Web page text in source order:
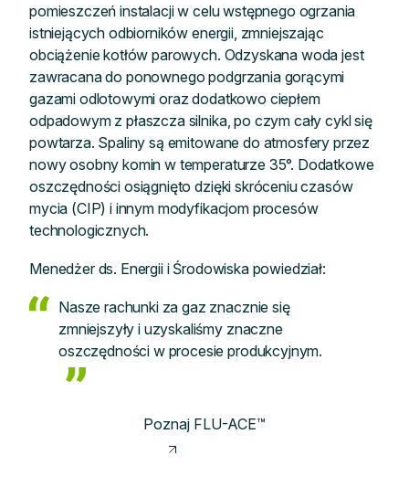
pomieszczeń instalacji w celu wstępnego ogrzania
istniejących odbiorników energii, zmniejszając
obciążenie kotłów parowych. Odzyskana woda jest
zawracana do ponownego podgrzania gorącymi
gazami odlotowymi oraz dodatkowo ciepłem
odpadowym z płaszcza silnika, po czym cały cykl się
powtarza. Spaliny są emitowane do atmosfery przez
nowy osobny komin w temperaturze 35°. Dodatkowe
oszczędności osiągnięto dzięki skróceniu czasów
mycia (CIP) i innym modyfikacjom procesów
technologicznych.
Menedżer ds. Energii i Środowiska powiedział:
Nasze rachunki za gaz znacznie się
zmniejszyły i uzyskaliśmy znaczne
oszczędności w procesie produkcyjnym.
Poznaj FLU-ACE™